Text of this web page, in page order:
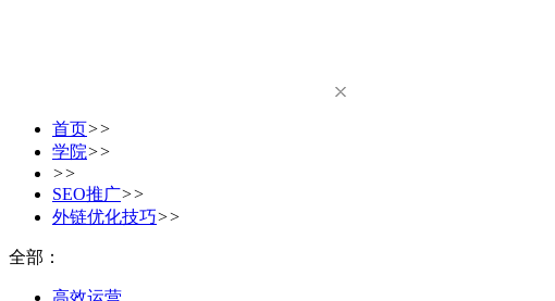
首页>>
学院>>
>>
SEO推广>>
外链优化技巧>>
全部：
高效运营